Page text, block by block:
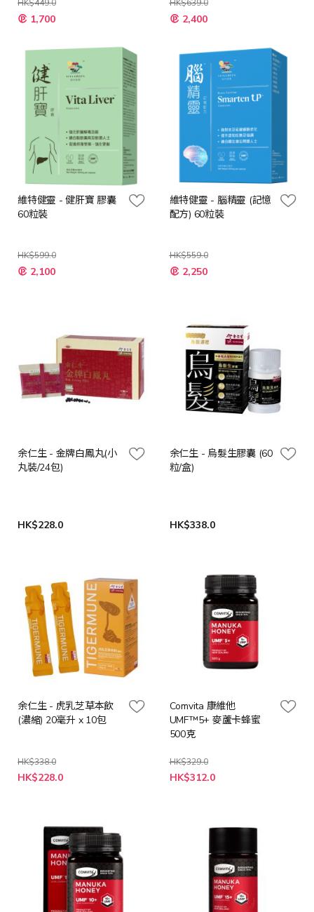
HK$449.0
特
殊 1,700
HK$639.0
特
殊 2,400
維特健靈 - 健肝寶 膠囊
60粒裝
HK$599.0
特
殊 2,100
維特健靈 - 腦精靈 (記憶
配方) 60粒裝
HK$559.0
特
殊 2,250
余仁生 - 金牌白鳳丸(小
丸裝/24包)
HK$228.0
余仁生 - 烏髮生膠囊 (60
粒/盒)
HK$338.0
余仁生 - 虎乳芝草本飲
(濃縮) 20毫升 x 10包
HK$338.0
特
殊
HK$228.0
Comvita 康維他
UMF™5+ 麥蘆卡蜂蜜
500克
HK$329.0
特
殊
HK$312.0